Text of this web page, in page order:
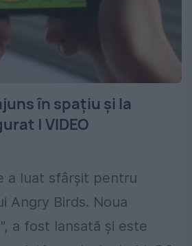
în spaţiu şi la
| VIDEO
a luat sfârşit pentru
Angry Birds. Noua
a fost lansată şi este